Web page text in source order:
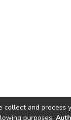
collect and process
purposes: